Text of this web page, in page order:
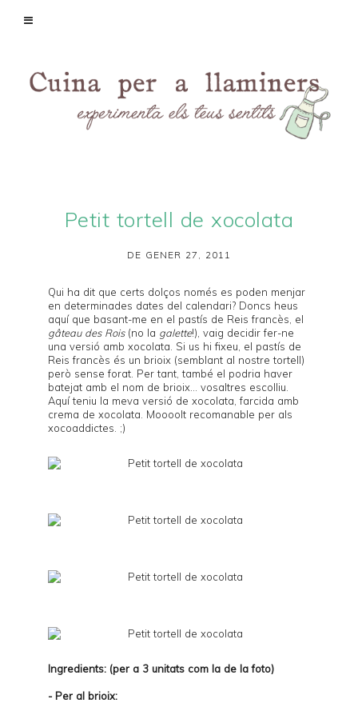
Petit tortell de xocolata
DE GENER 27, 2011
Qui ha dit que certs dolços només es poden menjar
en determinades dates del calendari? Doncs heus
aquí que basant-me en el pastís de Reis francès, el
gâteau des Rois (no la galette!), vaig decidir fer-ne
una versió amb xocolata. Si us hi fixeu, el pastís de
Reis francès és un brioix (semblant al nostre tortell)
però sense forat. Per tant, també el podria haver
batejat amb el nom de brioix... vosaltres escolliu.
Aquí teniu la meva versió de xocolata, farcida amb
crema de xocolata. Moooolt recomanable per als
xocoaddictes. ;)
Ingredients: (per a 3 unitats com la de la foto)
- Per al brioix: